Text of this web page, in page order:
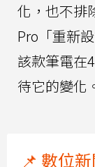
化，也不排
Pro「重新
該款筆電在
待它的變化
📌 數位